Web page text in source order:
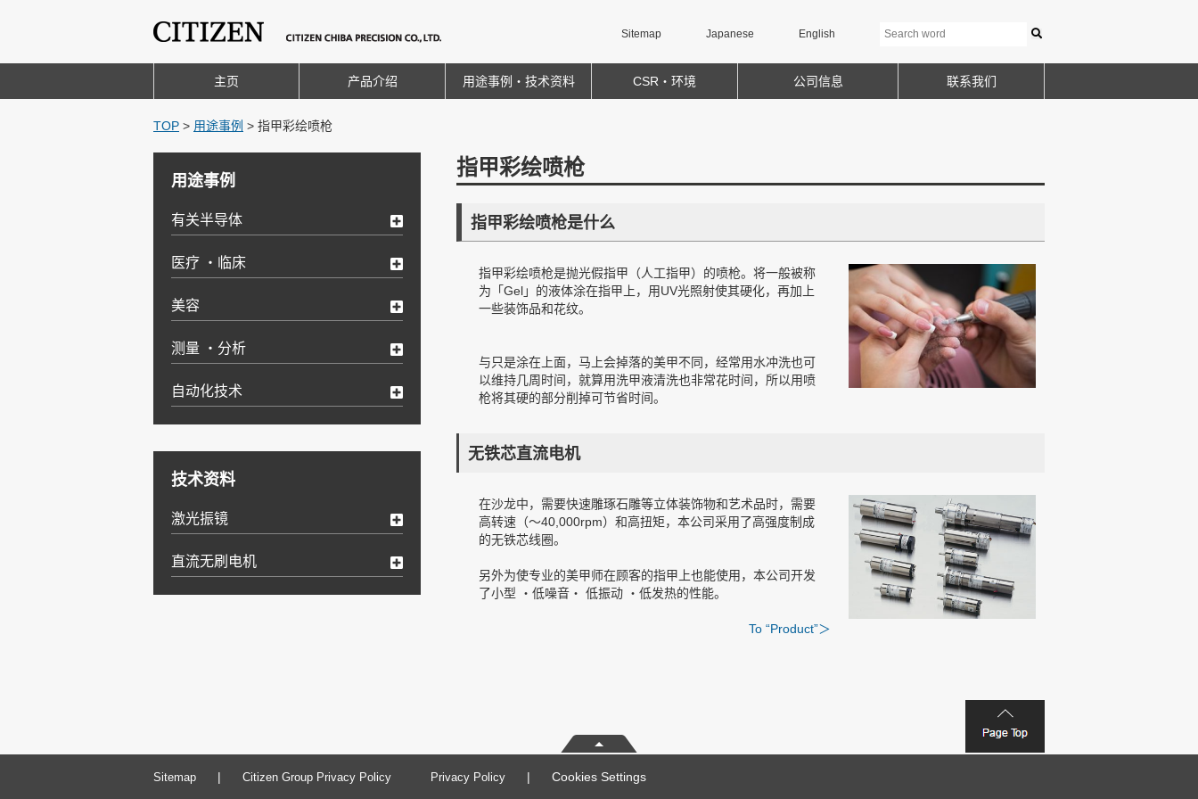
Sitemap Japanese English
主页 产品介绍 用途事例・技术资料 CSR・环境 公司信息 联系我们
TOP > 用途事例 > 指甲彩绘喷枪
用途事例
有关半导体
医疗 ・临床
美容
测量 ・分析
自动化技术
技术资料
激光振镜
直流无刷电机
指甲彩绘喷枪
指甲彩绘喷枪是什么
指甲彩绘喷枪是抛光假指甲（人工指甲）的喷枪。将一般被称
为「Gel」的液体涂在指甲上，用UV光照射使其硬化，再加上
一些装饰品和花纹。
与只是涂在上面，马上会掉落的美甲不同，经常用水冲洗也可
以维持几周时间，就算用洗甲液清洗也非常花时间，所以用喷
枪将其硬的部分削掉可节省时间。
无铁芯直流电机
在沙龙中，需要快速雕琢石雕等立体装饰物和艺术品时，需要
高转速（～40,000rpm）和高扭矩，本公司采用了高强度制成
的无铁芯线圈。
另外为使专业的美甲师在顾客的指甲上也能使用，本公司开发
了小型 ・低噪音・ 低振动 ・低发热的性能。
To “Product”＞
产品介绍 用途事例 CSR・环境 公司信息
Sitemap | Citizen Group Privacy Policy Privacy Policy | Cookies Settings